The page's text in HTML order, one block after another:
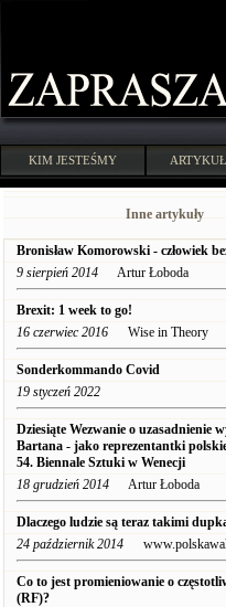
KIM JESTEŚMY
Inne artykuły
Bronisław Komorowski - człowiek
9 sierpień 2014 Artur Łoboda
Brexit: 1 week to go!
16 czerwiec 2016 Wise in Theory
Sonderkommando Covid
19 styczeń 2022
Dziesiąte Wezwanie o uzasadnienie
Bartana - jako reprezentantki
54. Biennale Sztuki w Wenecji
18 grudzień 2014 Artur Łoboda
Dlaczego ludzie są teraz takimi
24 październik 2014
Co to jest promieniowanie o
(RF)?